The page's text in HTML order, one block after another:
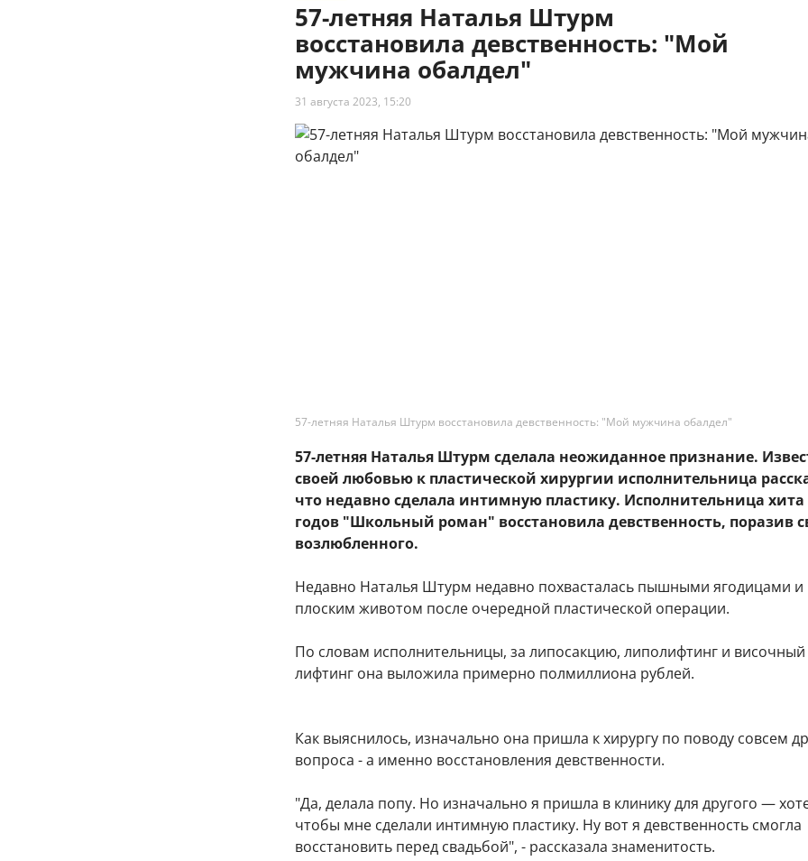
57-летняя Наталья Штурм
восстановила девственность: "Мой
мужчина обалдел"
31 августа 2023, 15:20
57-летняя Наталья Штурм восстановила девственность: "Мой мужчина обалдел"
57-летняя Наталья Штурм сделала неожиданное признание.
своей любовью к пластической хирургии исполнительница
что недавно сделала интимную пластику. Исполнительница хита
годов "Школьный роман" восстановила девственность, поразив
возлюбленного.
Недавно Наталья Штурм недавно похвасталась пышными ягодицами и
плоским животом после очередной пластической операции.
По словам исполнительницы, за липосакцию, липолифтинг и височный
лифтинг она выложила примерно полмиллиона рублей.
Как выяснилось, изначально она пришла к хирургу по поводу совсем
вопроса - а именно восстановления девственности.
"Да, делала попу. Но изначально я пришла в клинику для другого —
чтобы мне сделали интимную пластику. Ну вот я девственность смогла
восстановить перед свадьбой", - рассказала знаменитость.